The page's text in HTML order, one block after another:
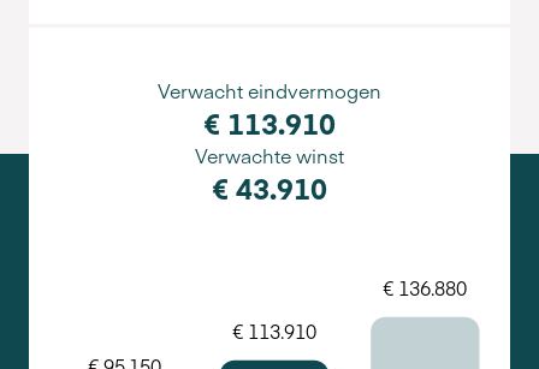
Verwacht eindvermogen
€ 113.910
Verwachte winst
€ 43.910